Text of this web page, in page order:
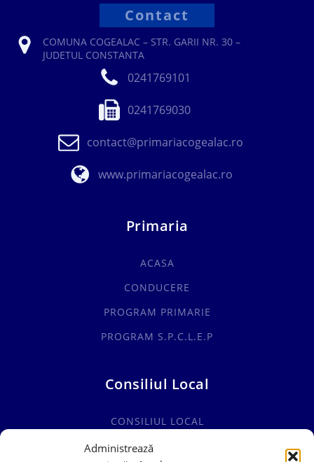
Administrează
Contact
COMUNA COGEALAC – STR. GARII NR. 30 –
JUDETUL CONSTANTA
0241769101
0241769030
contact@primariacogealac.ro
www.primariacogealac.ro
Primaria
ACASA
CONDUCERE
PROGRAM PRIMARIE
PROGRAM S.P.C.L.E.P
Consiliul Local
CONSILIUL LOCAL
COMISII SPECIALITATE